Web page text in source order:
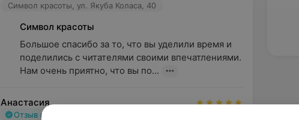
Символ красоты, ул. Якуба Коласа, 40
Символ красоты
Большое спасибо за то, что вы уделили время и
поделились с читателями своими впечатлениями.
Нам очень приятно, что вы по...
Анастасия
Отзыв подтвержден